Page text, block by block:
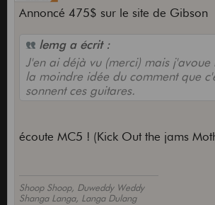
Annoncé 475$ sur le site de Gibson
lemg a écrit :
J'en ai déjà vu (merci) mais j'avoue
la moindre idée du comment que
sonnent ces guitares.
écoute MC5 ! (Kick Out the jams
Shoop Shoop, Duweddy Weddy
Shanga Langa, Langa Dulang